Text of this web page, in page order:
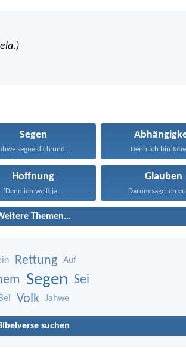
Segen
segne dich und... Denn ich bin
Hoffnung
'Denn ich weiß ja...
Glauben
Darum sage ich
Themen...
Rettung Auf
Segen Sei
Volk Jahwe
suchen